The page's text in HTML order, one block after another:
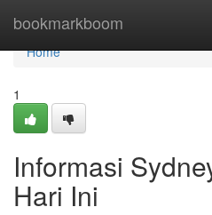
bookmarkboom
Home
Home
1
Informasi
Hari Ini